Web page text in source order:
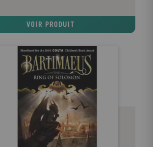
Ce qui n'est pas de tout repos car la jeune
l'assassiner. Heureusement, l'humour et la ruse
obligé d'aider Asmira, sont aussi
que les châtiments qui l'attendent...Jonathan
nous emmène dans une aventure sans temps
et nous offre encore un grand plaisir de lecture
ce roman fantastique teinté d'humour. Cécile
Page des libraires.
VOIR PRODUIT